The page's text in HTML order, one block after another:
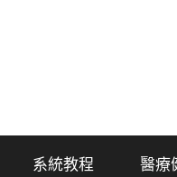
系統教程 醫療